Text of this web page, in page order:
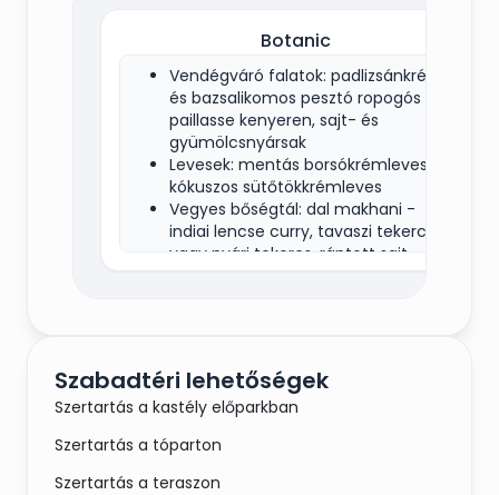
Botanic
Vendégváró falatok: padlizsánkrém
és bazsalikomos pesztó ropogós
paillasse kenyeren, sajt- és
gyümölcsnyársak
Levesek: mentás borsókrémleves,
kókuszos sütőtökkrémleves
Vegyes bőségtál: dal makhani -
indiai lencse curry, tavaszi tekercs
vagy nyári tekercs, rántott sajt,
karamellizált batátapüré
Korlátlan alkoholos és mentes
gyümölcslevek, mentes és bubis víz,
szénsavas üdítők, espresso,
Szabadtéri lehetőségek
Szertartás a kastély előparkban
Szertartás a tóparton
Szertartás a teraszon